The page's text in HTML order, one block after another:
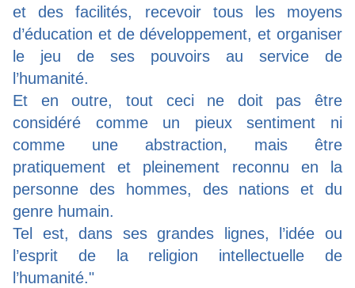
et des facilités, recevoir tous les moyens
d’éducation et de développement, et organiser
le jeu de ses pouvoirs au service de
l’humanité.
Et en outre, tout ceci ne doit pas être
considéré comme un pieux sentiment ni
comme une abstraction, mais être
pratiquement et pleinement reconnu en la
personne des hommes, des nations et du
genre humain.
Tel est, dans ses grandes lignes, l’idée ou
l’esprit de la religion intellectuelle de
l’humanité."